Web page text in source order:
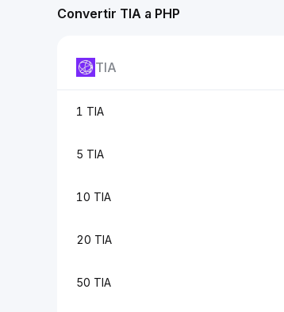
Convertir TIA a PHP
TIA
1 TIA
5 TIA
10 TIA
20 TIA
50 TIA